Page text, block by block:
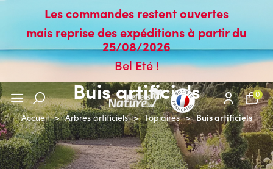
Les commandes restent ouvertes
mais reprise des expéditions à partir du
25/08/2026
Bel Eté !
0
Buis artificiels
Accueil > Arbres artificiels > Topiaires > Buis artificiels